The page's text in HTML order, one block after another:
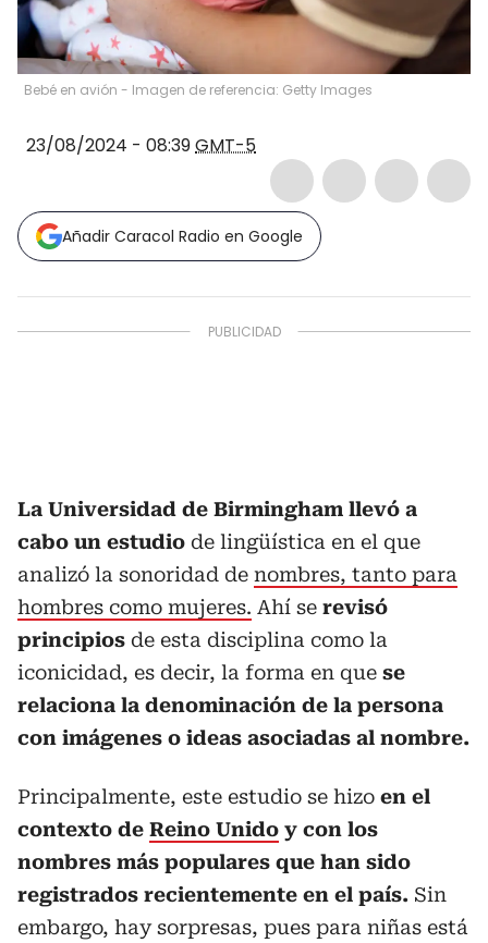
Bebé en avión - Imagen de referencia: Getty Images
23/08/2024 - 08:39GMT-5
Añadir Caracol Radio en Google
La Universidad de Birmingham llevó a
cabo un estudio de lingüística en el que
analizó la sonoridad de nombres, tanto para
hombres como mujeres. Ahí se revisó
principios de esta disciplina como la
iconicidad, es decir, la forma en que se
relaciona la denominación de la persona
con imágenes o ideas asociadas al nombre.
Principalmente, este estudio se hizo en el
contexto de Reino Unido y con los
nombres más populares que han sido
registrados recientemente en el país. Sin
embargo, hay sorpresas, pues para niñas está